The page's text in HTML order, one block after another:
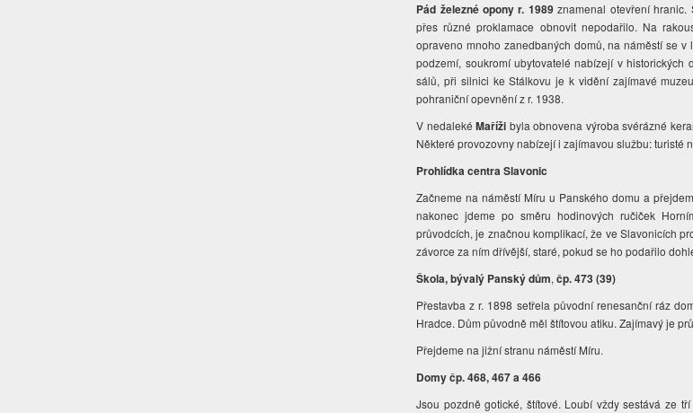
Pád železné opony r. 1989znamenal otevření hranic.
přes různé proklamace obnovit nepodařilo. Na
opraveno mnoho zanedbaných domů, na náměstí se
podzemí, soukromí ubytovatelé nabízejí v
sálů, při silnici ke Stálkovu je k vidění zajímavé
pohraniční opevnění z r. 1938.
V nedaleké Maříži byla obnovena výroba svérázné
Některé provozovny nabízejí i zajímavou službu: turisté
Prohlídka centra Slavonic
Začneme na náměstí Míru u Panského domu a
nakonec jdeme po směru hodinových ručiček
průvodcích, je značnou komplikací, že ve Slavonicích
závorce za ním dřívější, staré, pokud se ho podařilo
Škola, bývalý Panský dům,čp. 473 (39)
Přestavba z r. 1898 setřela původní renesanční ráz
Hradce. Dům původně měl štítovou atiku. Zajímavý je
Přejdeme na jižní stranu náměstí Míru.
Domy čp. 468, 467 a 466
Jsou pozdně gotické, štítové. Loubí vždy sestává ze